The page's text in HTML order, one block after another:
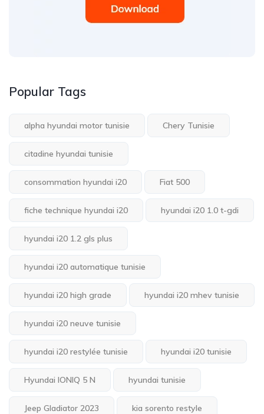
Popular Tags
alpha hyundai motor tunisie Chery Tunisie
citadine hyundai tunisie
consommation hyundai i20 Fiat 500
fiche technique hyundai i20 hyundai i20 1.0 t-gdi
hyundai i20 1.2 gls plus
hyundai i20 automatique tunisie
hyundai i20 high grade hyundai i20 mhev tunisie
hyundai i20 neuve tunisie
hyundai i20 restylée tunisie hyundai i20 tunisie
Hyundai IONIQ 5 N hyundai tunisie
Jeep Gladiator 2023 kia sorento restyle